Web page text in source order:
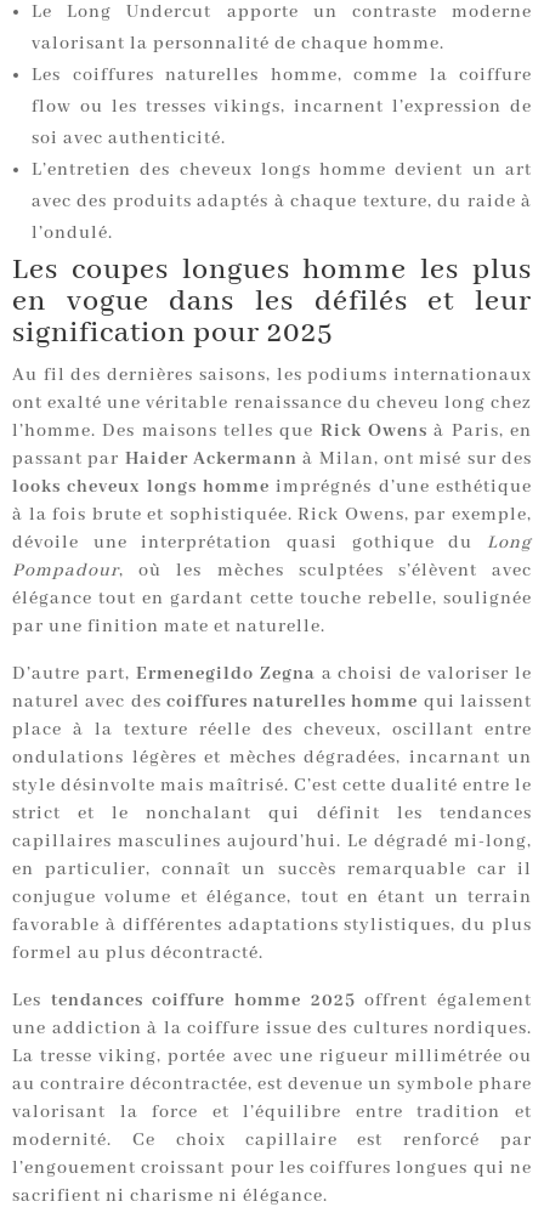
Le Long Undercut apporte un contraste moderne
valorisant la personnalité de chaque homme.
Les coiffures naturelles homme, comme la coiffure
flow ou les tresses vikings, incarnent l’expression de
soi avec authenticité.
L’entretien des cheveux longs homme devient un art
avec des produits adaptés à chaque texture, du raide à
l’ondulé.
Les coupes longues homme les plus
en vogue dans les défilés et leur
signification pour 2025
Au fil des dernières saisons, les podiums internationaux
ont exalté une véritable renaissance du cheveu long chez
l’homme. Des maisons telles que Rick Owens à Paris, en
passant par Haider Ackermann à Milan, ont misé sur des
looks cheveux longs homme imprégnés d’une esthétique
à la fois brute et sophistiquée. Rick Owens, par exemple,
dévoile une interprétation quasi gothique du Long
Pompadour, où les mèches sculptées s’élèvent avec
élégance tout en gardant cette touche rebelle, soulignée
par une finition mate et naturelle.
D’autre part, Ermenegildo Zegna a choisi de valoriser le
naturel avec des coiffures naturelles homme qui laissent
place à la texture réelle des cheveux, oscillant entre
ondulations légères et mèches dégradées, incarnant un
style désinvolte mais maîtrisé. C’est cette dualité entre le
strict et le nonchalant qui définit les tendances
capillaires masculines aujourd’hui. Le dégradé mi-long,
en particulier, connaît un succès remarquable car il
conjugue volume et élégance, tout en étant un terrain
favorable à différentes adaptations stylistiques, du plus
formel au plus décontracté.
Les tendances coiffure homme 2025 offrent également
une addiction à la coiffure issue des cultures nordiques.
La tresse viking, portée avec une rigueur millimétrée ou
au contraire décontractée, est devenue un symbole phare
valorisant la force et l’équilibre entre tradition et
modernité. Ce choix capillaire est renforcé par
l’engouement croissant pour les coiffures longues qui ne
sacrifient ni charisme ni élégance.